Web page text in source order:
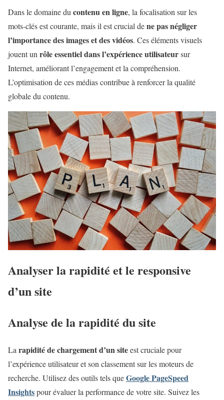
Dans le domaine du contenu en ligne, la focalisation sur les
mots-clés est courante, mais il est crucial dene pas négliger
l’importance des images et des vidéos. Ces éléments visuels
jouent un rôle essentiel dans l’expérience utilisateursur
Internet, améliorant l’engagement et la compréhension.
L’optimisation de ces médias contribue à renforcer la qualité
globale du contenu.
Analyser la rapidité et le responsive
d’un site
Analyse de la rapidité du site
Larapidité de chargement d’un siteest cruciale pour
l’expérience utilisateur et son classement sur les moteurs de
recherche. Utilisez des outils tels queGoogle PageSpeed
Insightspour évaluer la performance de votre site. Suivez les